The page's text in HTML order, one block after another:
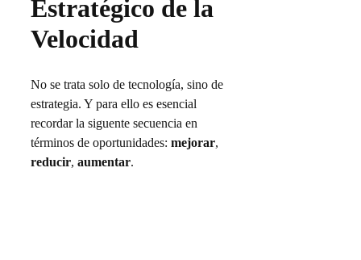
Estratégico de la
Velocidad
No se trata solo de tecnología, sino de
estrategia. Y para ello es esencial
recordar la siguente secuencia en
términos de oportunidades: mejorar,
reducir, aumentar.